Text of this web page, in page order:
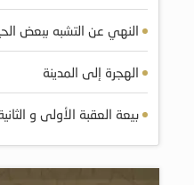
النهي عن التشبه ببعض
الهجرة إلى المدينة
بيعة العقبة الأولى و